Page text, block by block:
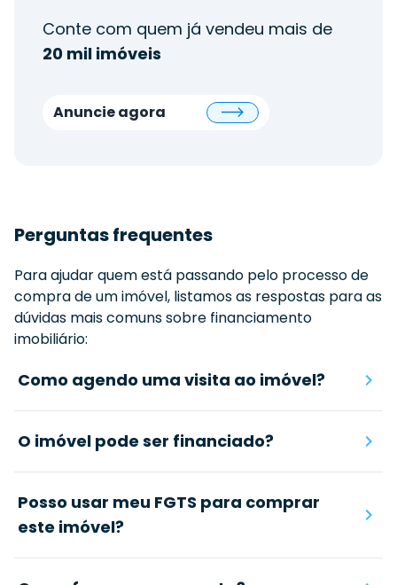
Conte com quem já vendeu mais de
20 mil imóveis
Anuncie agora
Perguntas frequentes
Para ajudar quem está passando pelo processo de
compra de um imóvel, listamos as respostas para as
dúvidas mais comuns sobre financiamento
imobiliário:
Como agendo uma visita ao imóvel?
O imóvel pode ser financiado?
Posso usar meu FGTS para comprar
este imóvel?